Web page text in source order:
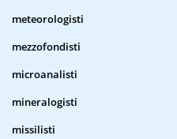
meteorologisti
mezzofondisti
microanalisti
mineralogisti
missilisti